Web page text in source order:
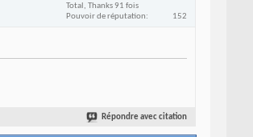
Total, Thanks 91 fois
Pouvoir de réputation
152
Répondre avec citation